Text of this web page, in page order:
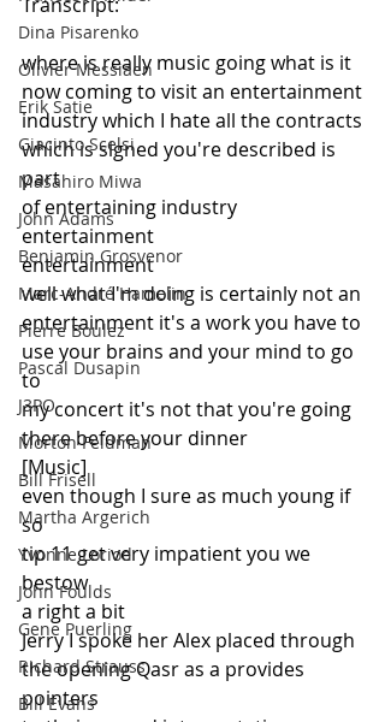
Dina Pisarenko
Olivier Messiaen
Erik Satie
Giacinto Scelsi
Masahiro Miwa
John Adams
Benjamin Grosvenor
Marc-André Hamelin
Pierre Boulez
Pascal Dusapin
J3PO
Morton Feldman
Bill Frisell
Martha Argerich
Yvonne Loriod
John Foulds
Gene Puerling
Richard Strauss
Bill Evans
where is really music going what is it
now coming to visit an entertainment
industry which I hate all the contracts
which is signed you're described is
part
of entertaining industry
entertainment
entertainment
well what I'm doing is certainly not an
entertainment it's a work you have to
use your brains and your mind to go
to
my concert it's not that you're going
there before your dinner
[Music]
even though I sure as much young if
so
tip 11 get very impatient you we
bestow
a right a bit
Jerry I spoke her Alex placed through
the opening Qasr as a provides
pointers